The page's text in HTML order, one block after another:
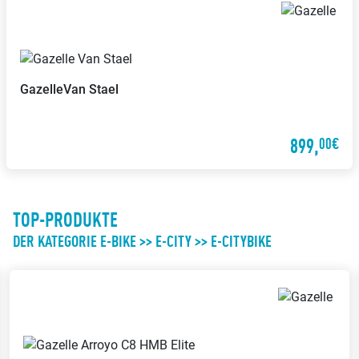
GazelleVan Stael
899,00€
TOP-PRODUKTE
DER KATEGORIE E-BIKE >> E-CITY >> E-CITYBIKE